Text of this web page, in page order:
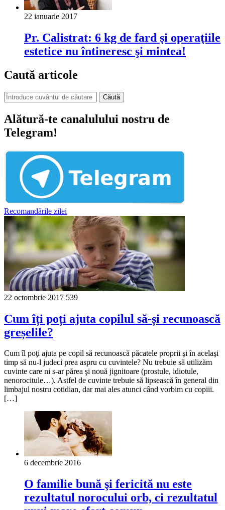
22 ianuarie 2017
Pr. Calistrat: 6 kg de fard şi operaţiile
estetice nu întineresc şi mintea!
Caută articole
Căută
Alătură-te canalulului nostru de
Telegram!
Recomandările zilei
22 octombrie 2017 539
Cum îți poți ajuta copilul să-și recunoască
greșelile?
Cum îl poţi ajuta pe copil să recunoască păcatele proprii şi în acelaşi
timp să nu-l judeci prea aspru cu cuvintele? Nu trebuie să utilizăm
cuvinte care ni s-ar părea şi nouă jignitoare (prostule, idiotule,
nenorocitule…). Astfel de cuvinte trebuie să lipsească în general din
limbajul nostru cotidian, dar mai ales atunci când vorbim cu copiii.
[…]
6 decembrie 2016
O familie bună şi fericită nu este
rezultatul norocului orb, ci rezultatul